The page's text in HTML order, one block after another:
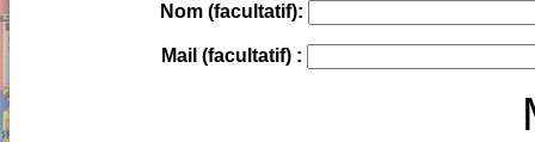
Nom (facultatif):
Mail (facultatif) :